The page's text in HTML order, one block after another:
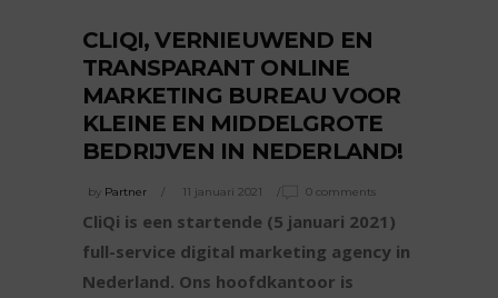
CLIQI, VERNIEUWEND EN
TRANSPARANT ONLINE
MARKETING BUREAU VOOR
KLEINE EN MIDDELGROTE
BEDRIJVEN IN NEDERLAND!
by Partner 11 januari 2021 0 comments
CliQi is een startende (5 januari 2021)
full-service digital marketing agency in
Nederland. Ons hoofdkantoor is